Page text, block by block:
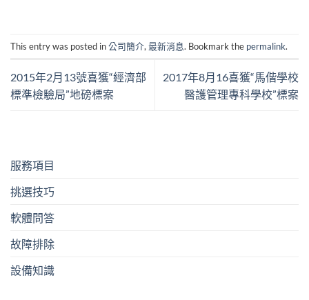
服務項目
挑選技巧
軟體問答
故障排除
設備知識
This entry was posted in公司簡介, 最新消息. Bookmark the permalink.
2015年2月13號喜獲“經濟部
標準檢驗局”地磅標案
2017年8月16喜獲“馬偕學校
醫護管理專科學校”標案